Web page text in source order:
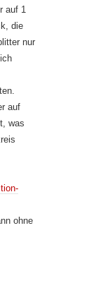
auf 1
die
nur
auf
was
ohne